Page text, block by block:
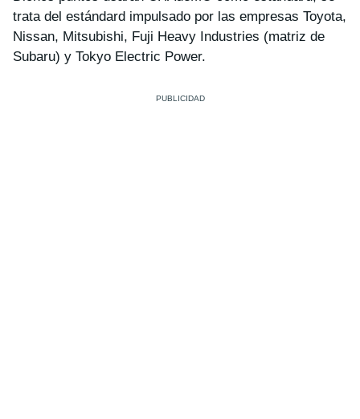
trata del estándard impulsado por las empresas Toyota,
Nissan, Mitsubishi, Fuji Heavy Industries (matriz de
Subaru) y Tokyo Electric Power.